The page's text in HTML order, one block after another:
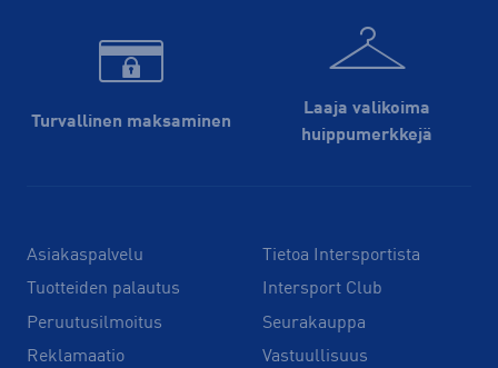
Turvallinen maksaminen
Laaja valikoima
huippu­merkkejä
Asiakaspalvelu
Tuotteiden palautus
Peruutusilmoitus
Reklamaatio
Tietoa Intersportista
Intersport Club
Seurakauppa
Vastuullisuus